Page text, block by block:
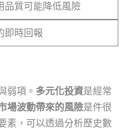
品質可能降低風險
即時回報
弱項。 多元化投資是經常
場波動帶來的風險是件很
素，可以透過分析歷史數